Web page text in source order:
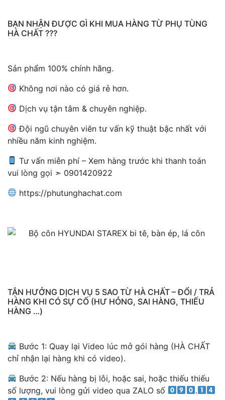
BẠN NHẬN ĐƯỢC GÌ KHI MUA HÀNG TỪ PHỤ TÙNG
HÀ CHẤT ???
Sản phẩm 100% chính hãng.
Không nơi nào có giá rẻ hơn.
Dịch vụ tận tâm & chuyên nghiệp.
Đội ngũ chuyên viên tư vấn kỹ thuật bậc nhất với
nhiều năm kinh nghiệm.
Tư vấn miễn phí – Xem hàng trước khi thanh toán
vui lòng gọi ➣ 0901420922
https://phutunghachat.com
TẬN HƯỞNG DỊCH VỤ 5 SAO TỪ HÀ CHẤT – ĐỔI / TRẢ
HÀNG KHI CÓ SỰ CỐ (HƯ HỎNG, SAI HÀNG, THIẾU
HÀNG …)
Bước 1: Quay lại Video lúc mở gói hàng (HÀ CHẤT
chỉ nhận lại hàng khi có video).
Bước 2: Nếu hàng bị lỗi, hoặc sai, hoặc thiếu thiếu
số lượng, vui lòng gửi video qua ZALO số
.